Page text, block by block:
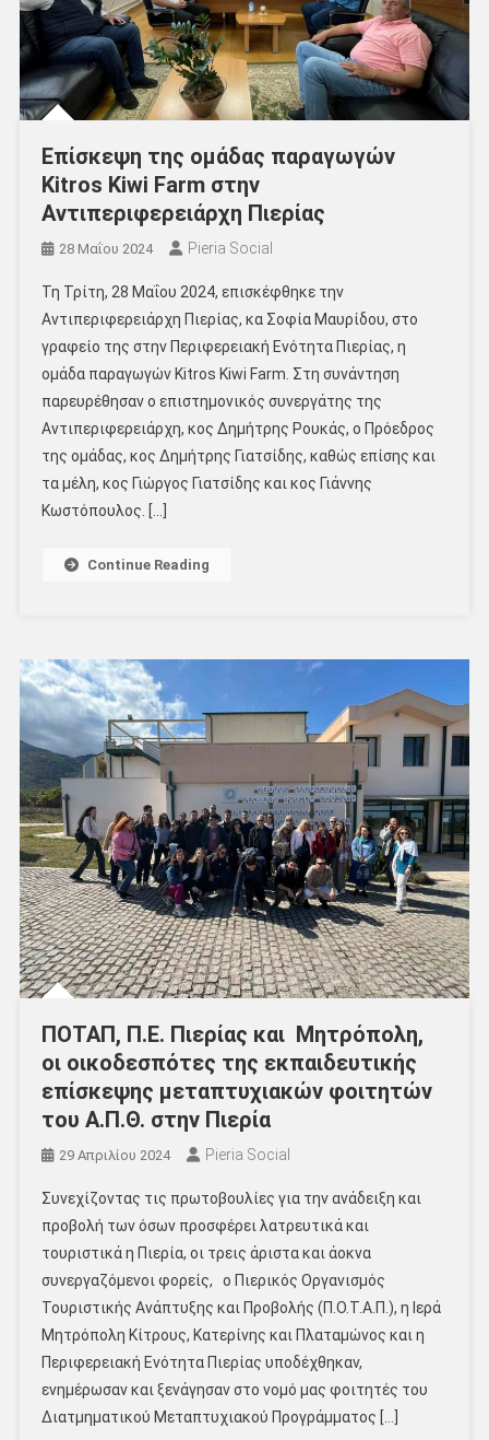
Επίσκεψη της ομάδας παραγωγών
Κitros Kiwi Farm στην
Αντιπεριφερειάρχη Πιερίας
28 Μαΐου 2024 Pieria Social
Τη Τρίτη, 28 Μαΐου 2024, επισκέφθηκε την
Αντιπεριφερειάρχη Πιερίας, κα Σοφία Μαυρίδου, στο
γραφείο της στην Περιφερειακή Ενότητα Πιερίας, η
ομάδα παραγωγών Kitros Kiwi Farm. Στη συνάντηση
παρευρέθησαν ο επιστημονικός συνεργάτης της
Αντιπεριφερειάρχη, κος Δημήτρης Ρουκάς, ο Πρόεδρος
της ομάδας, κος Δημήτρης Γιατσίδης, καθώς επίσης και
τα μέλη, κος Γιώργος Γιατσίδης και κος Γιάννης
Κωστόπουλος. […]
Continue Reading
ΠΟΤΑΠ, Π.Ε. Πιερίας και Μητρόπολη,
οι οικοδεσπότες της εκπαιδευτικής
επίσκεψης μεταπτυχιακών φοιτητών
του Α.Π.Θ. στην Πιερία
29 Απριλίου 2024 Pieria Social
Συνεχίζοντας τις πρωτοβουλίες για την ανάδειξη και
προβολή των όσων προσφέρει λατρευτικά και
τουριστικά η Πιερία, οι τρεις άριστα και άοκνα
συνεργαζόμενοι φορείς, ο Πιερικός Οργανισμός
Τουριστικής Ανάπτυξης και Προβολής (Π.Ο.Τ.Α.Π.), η Ιερά
Μητρόπολη Κίτρους, Κατερίνης και Πλαταμώνος και η
Περιφερειακή Ενότητα Πιερίας υποδέχθηκαν,
ενημέρωσαν και ξενάγησαν στο νομό μας φοιτητές του
Διατμηματικού Μεταπτυχιακού Προγράμματος […]